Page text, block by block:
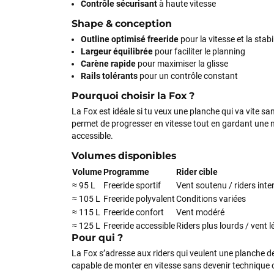
Contrôle sécurisantà haute vitesse
Shape & conception
Outline optimisé freeride pour la vitesse et la
Largeur équilibrée pour faciliter le planning
Carène rapide pour maximiser la glisse
Rails tolérants pour un contrôle constant
Pourquoi choisir la Fox ?
La Fox est idéale si tu veux une planche qui va vite
permet de progresser en vitesse tout en gardant une
accessible.
Volumes disponibles
VolumeProgramme
Rider cible
≈ 95 L
Freeride sportif
Vent soutenu / riders
≈ 105 L
Freeride polyvalentConditions variées
≈ 115 L
Freeride confort
Vent modéré
≈ 125 L
Freeride accessibleRiders plus lourds / vent
Pour qui ?
La Fox s’adresse aux riders qui veulent une planche
capable de monter en vitesse sans devenir technique